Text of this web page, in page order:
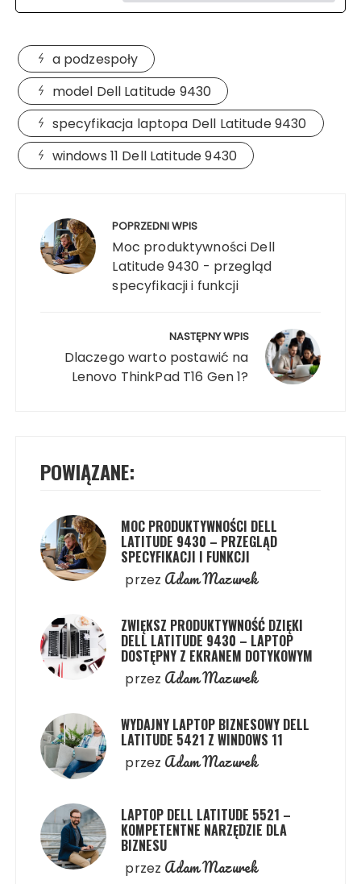
a podzespoły
model Dell Latitude 9430
specyfikacja laptopa Dell Latitude 9430
windows 11 Dell Latitude 9430
wpisu POPRZEDNI WPIS
Moc produktywności Dell
Latitude 9430 - przegląd
specyfikacji i funkcji
NASTĘPNY WPIS
Dlaczego warto postawić na
Lenovo ThinkPad T16 Gen 1?
POWIĄZANE:
MOC PRODUKTYWNOŚCI DELL
LATITUDE 9430 – PRZEGLĄD
SPECYFIKACJI I FUNKCJI
przez Adam Mazurek
ZWIĘKSZ PRODUKTYWNOŚĆ DZIĘKI
DELL LATITUDE 9430 – LAPTOP
DOSTĘPNY Z EKRANEM DOTYKOWYM
przez Adam Mazurek
WYDAJNY LAPTOP BIZNESOWY DELL
LATITUDE 5421 Z WINDOWS 11
przez Adam Mazurek
LAPTOP DELL LATITUDE 5521 –
KOMPETENTNE NARZĘDZIE DLA
BIZNESU
przez Adam Mazurek